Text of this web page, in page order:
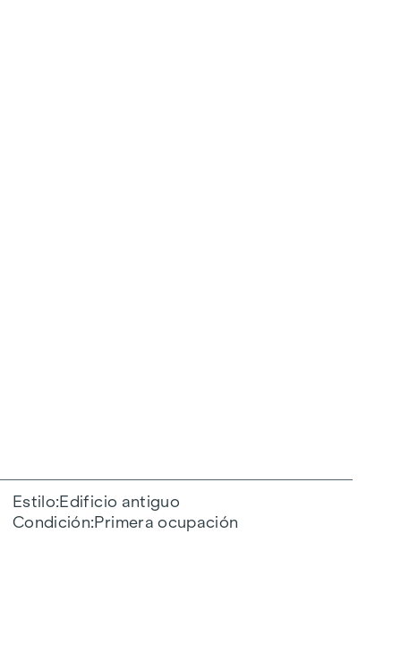
Estilo Edificio antiguo
Condición Primera ocupación